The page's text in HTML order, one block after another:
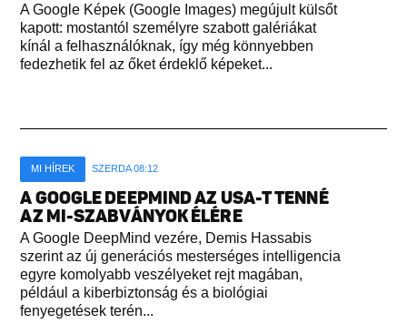
A Google Képek (Google Images) megújult külsőt
kapott: mostantól személyre szabott galériákat
kínál a felhasználóknak, így még könnyebben
fedezhetik fel az őket érdeklő képeket...
MI HÍREK SZERDA 08:12
A GOOGLE DEEPMIND AZ USA-T TENNÉ
AZ MI-SZABVÁNYOK ÉLÉRE
A Google DeepMind vezére, Demis Hassabis
szerint az új generációs mesterséges intelligencia
egyre komolyabb veszélyeket rejt magában,
például a kiberbiztonság és a biológiai
fenyegetések terén...